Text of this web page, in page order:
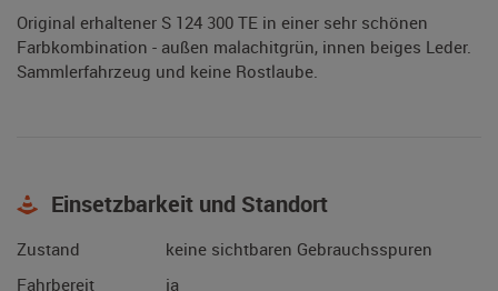
Original erhaltener S 124 300 TE in einer sehr schönen
Farbkombination - außen malachitgrün, innen beiges Leder.
Sammlerfahrzeug und keine Rostlaube.
Einsetzbarkeit und Standort
Zustand
keine sichtbaren Gebrauchsspuren
Fahrbereit
ja